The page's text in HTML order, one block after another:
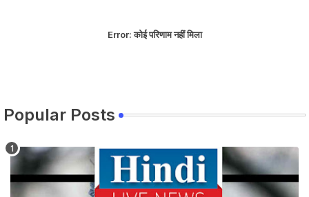
Error:कोई परिणाम नहीं मिला
Popular Posts